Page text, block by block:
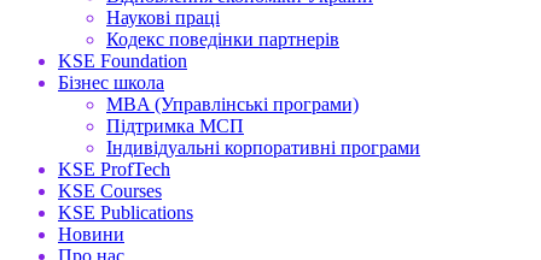
Наукові праці
Кодекс поведінки партнерів
KSE Foundation
Бізнес школа
MBA (Управлінські програми)
Підтримка МСП
Індивідуальні корпоративні програми
KSE ProfTech
KSE Courses
KSE Publications
Новини
Про нас